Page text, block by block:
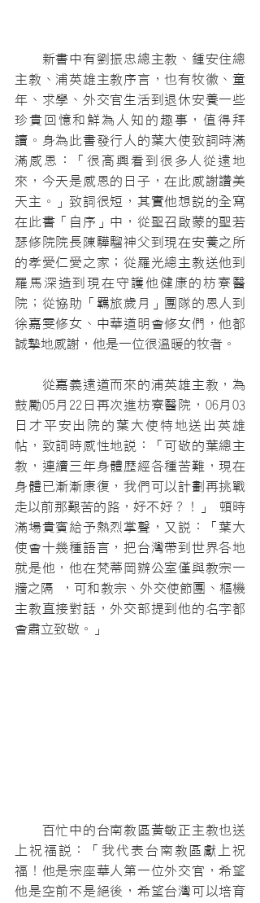
新書中有劉振忠總主教、鍾安住總
主教、浦英雄主教序言，也有牧徽、童
年、求學、外交官生活到退休安養一些
珍貴回憶和鮮為人知的趣事，值得拜
讀。身為此書發行人的葉大使致詞時滿
滿感恩：「很高興看到很多人從遠地
來，今天是感恩的日子，在此感謝讚美
天主。」致詞很短，其實他想說的全寫
在此書「自序」中，從聖召啟蒙的聖若
瑟修院院長陳驊騮神父到現在安養之所
的孝愛仁愛之家；從羅光總主教送他到
羅馬深造到現在守護他健康的枋寮醫
院；從協助「羈旅歲月」團隊的恩人到
徐嘉雯修女、中華道明會修女們，他都
誠摯地感謝，他是一位很溫暖的牧者。
從嘉義遠道而來的浦英雄主教，為
鼓勵05月22日再次進枋寮醫院，06月03
日才平安出院的葉大使特地送出英雄
帖，致詞時感性地說：「可敬的葉總主
教，連續三年身體歷經各種苦難，現在
身體已漸漸康復，我們可以計劃再挑戰
走以前那艱苦的路，好不好？！」 頓時
滿場貴賓給予熱烈掌聲，又說：「葉大
使會十幾種語言，把台灣帶到世界各地
就是他，他在梵蒂岡辦公室僅與教宗一
牆之隔 ，可和教宗、外交使節團、樞機
主教直接對話，外交部提到他的名字都
會肅立致敬。」
百忙中的台南教區黃敏正主教也送
上祝福說：「我代表台南教區獻上祝
福！他是宗座華人第一位外交官，希望
他是空前不是絕後，希望台灣可以培育